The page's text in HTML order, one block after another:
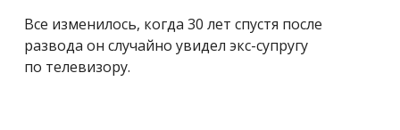
Все изменилось, когда 30 лет спустя после
развода он случайно увидел экс-супругу
по телевизору.